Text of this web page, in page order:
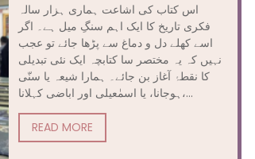
اس کتاب کی اشاعت ہماری ہزار سالہ
فکری تاریخ کا ایک اہم سنگِ میل ہے۔ اگر
اسے کھلے دل و دماغ سے پڑھا جائے تو عجب
نہیں کہ یہ مختصر سا کتابچہ ایک نئی تبدیلی
کا نقطۂ آغاز بن جائے۔ ہمارا شیعہ یا سنّی
ہوجانا، یا اسمٰعیلی اور اباضی کہلانا،...
READ MORE